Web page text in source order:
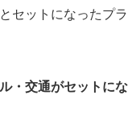
セットになったプ
・交通がセットに